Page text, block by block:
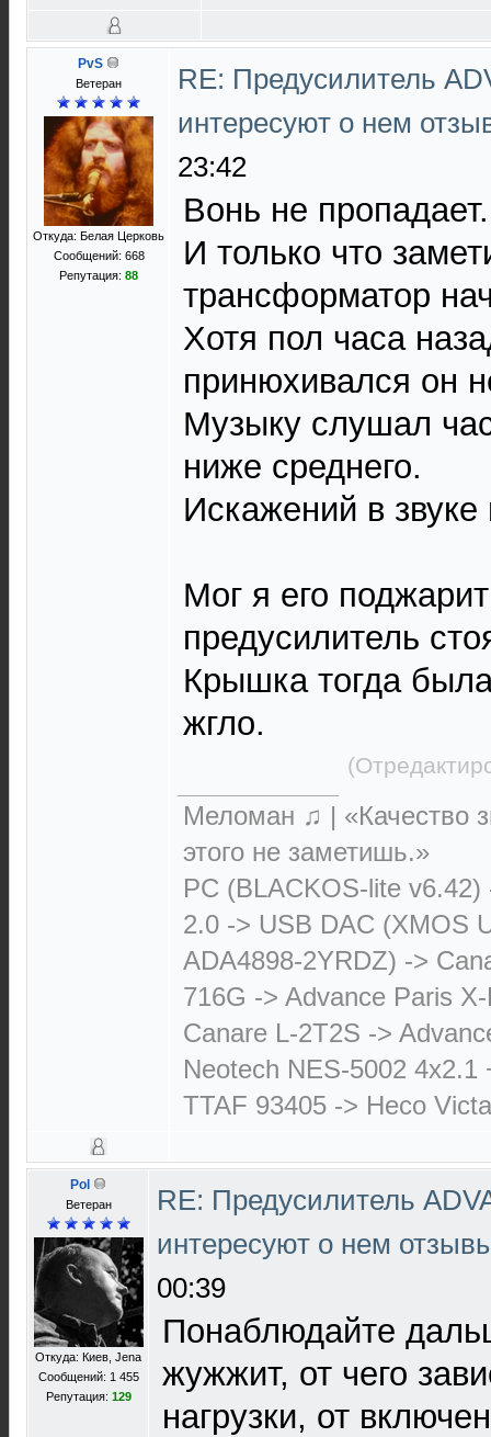
PvS
Ветеран
Откуда: Белая Церковь
Сообщений: 668
Репутация: 88
RE: Предусилитель
интересуют о нем
23:42
Вонь не пропадает.
И только что
трансформатор
Хотя пол часа
принюхивался он
Музыку слушал
ниже среднего.
Искажений в звуке
Мог я его
предусилитель
Крышка тогда
жгло.
Меломан ♫ | «Качество
этого не заметишь.»
PC (BLACKOS-lite
2.0 -> USB DAC (XMOS
ADA4898-2YRDZ) ->
716G -> Advance Paris
Canare L-2T2S ->
Neotech NES-5002
TTAF 93405 -> Heco
Pol
Ветеран
Откуда: Киев, Jena
Сообщений: 1 455
Репутация: 129
RE: Предусилитель
интересуют о нем
00:39
Понаблюдайте
жужжит, от чего
нагрузки, от